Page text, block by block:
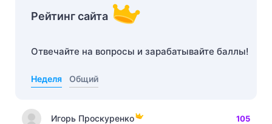
Рейтинг сайта
Отвечайте на вопросы и зарабатывайте баллы!
Неделя Общий
Игорь Проскуренко 105